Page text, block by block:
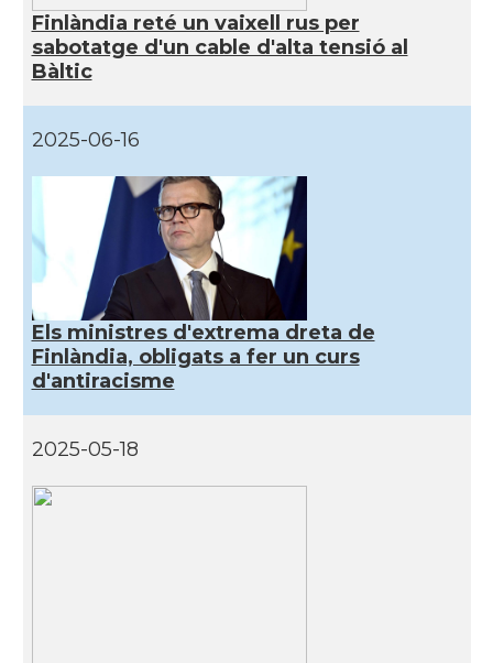
Finlàndia reté un vaixell rus per
sabotatge d'un cable d'alta tensió al
Bàltic
2025-06-16
Els ministres d'extrema dreta de
Finlàndia, obligats a fer un curs
d'antiracisme
2025-05-18